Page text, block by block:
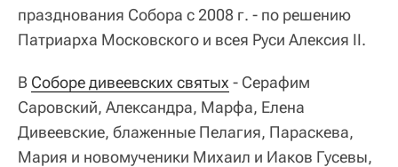
празднования Собора с 2008 г. - по решению
Патриарха Московского и всея Руси Алексия II.
В Соборе дивеевских святых - Серафим
Саровский, Александра, Марфа, Елена
Дивеевские, блаженные Пелагия, Параскева,
Мария и новомученики Михаил и Иаков Гусевы,